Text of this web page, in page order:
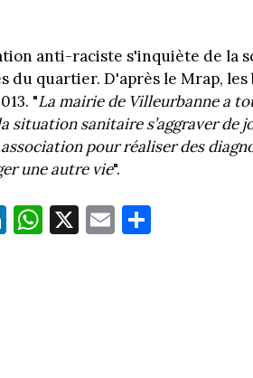
anti-raciste s'inquiète de la
du quartier. D'après le Mrap,
"La mairie de Villeurbanne a
situation sanitaire s’aggraver de
pour réaliser des
une autre vie".
Li
nk
W
ha
X E
m